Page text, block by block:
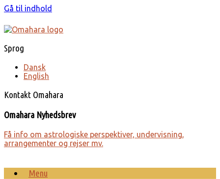
Gå til indhold
Sprog
Dansk
English
Kontakt Omahara
Omahara Nyhedsbrev
Få info om astro­lo­giske perspek­tiver, under­visning,
arrange­menter og rejser mv.
Menu